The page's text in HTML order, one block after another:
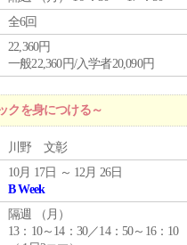
全6回
22,360円
一般22,360円/入学者20,090円
クを身につける～
川野 文彰
10月 17日 ～ 12月 26日
B Week
隔週 （ 月 ）
13：10～14：30／14：50～16：10